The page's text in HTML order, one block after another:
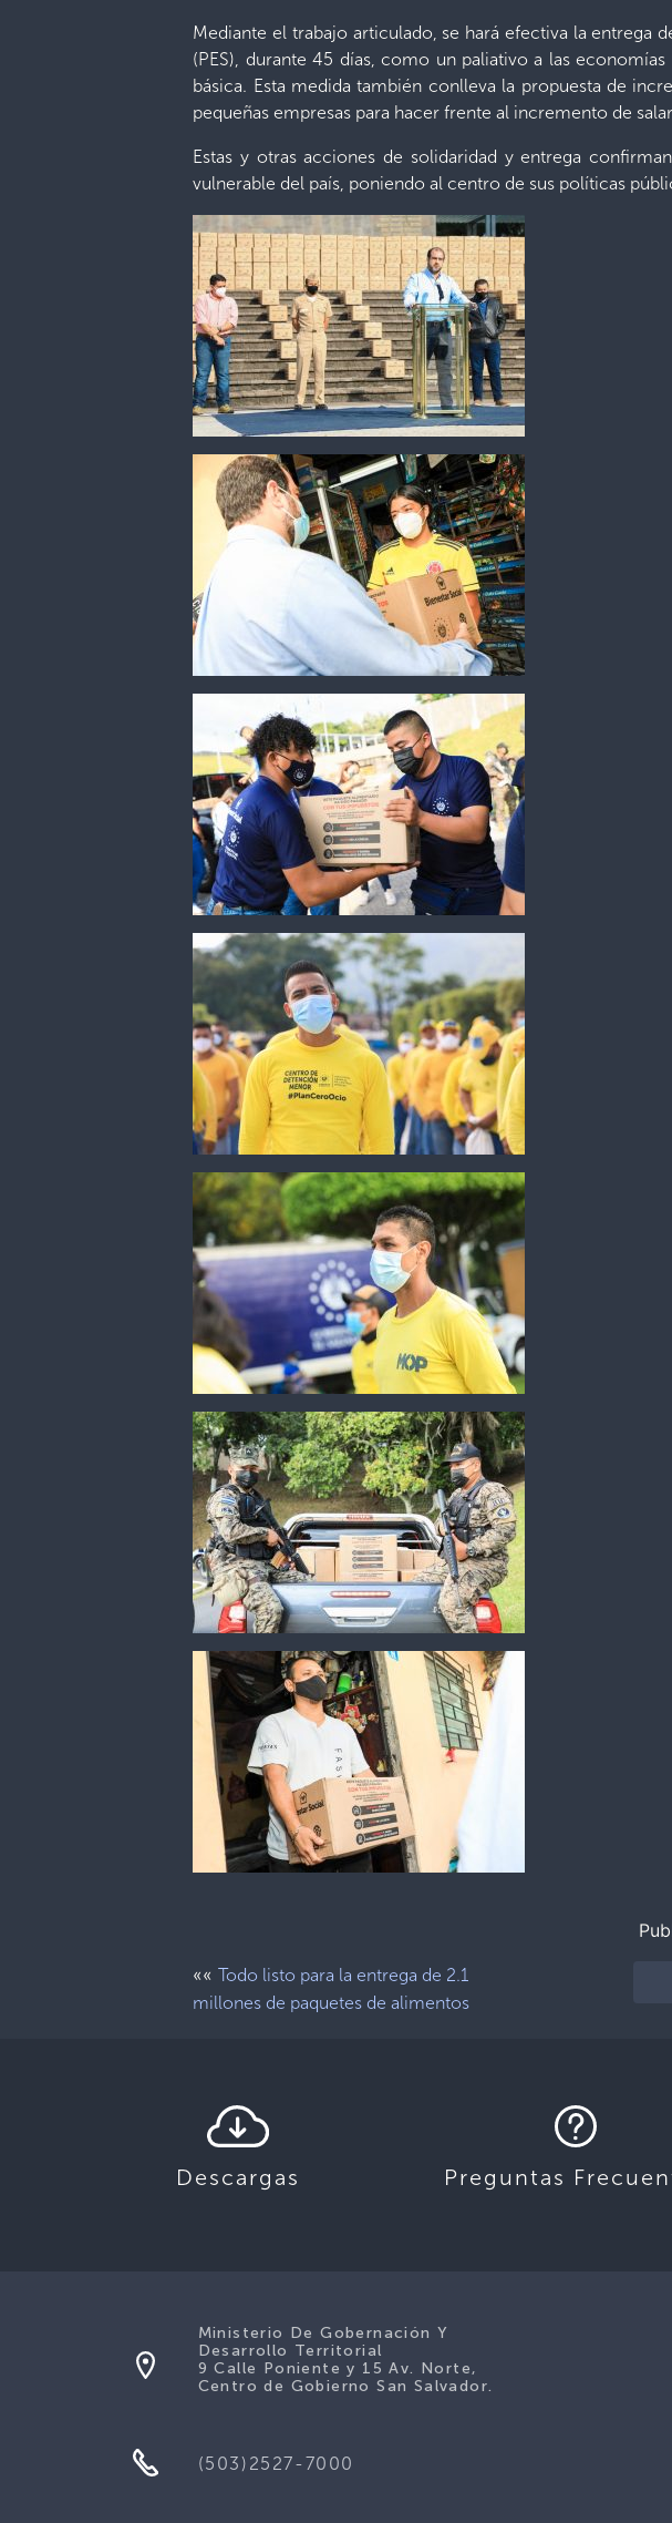
Mediante el trabajo articulado, se hará efectiva la entrega
(PES), durante 45 días, como un paliativo a las
básica. Esta medida también conlleva la propuesta de
pequeñas empresas para hacer frente al incremento de
Estas y otras acciones de solidaridad y entrega
vulnerable del país, poniendo al centro de sus políticas
««Todo listo para la entrega de 2.1
millones de paquetes de alimentos
Descargas Preguntas
Ministerio De Gobernación Y
Desarrollo Territorial
9 Calle Poniente y 15 Av. Norte,
Centro de Gobierno San Salvador.
(503)2527-7000